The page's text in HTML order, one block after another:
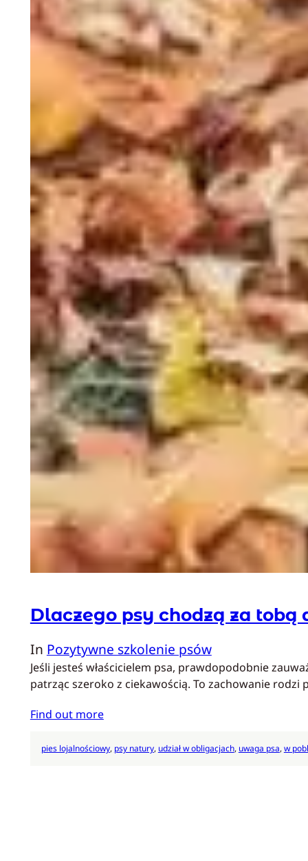
Dlaczego psy chodzą za tobą
In Pozytywne szkolenie psów
Jeśli jesteś właścicielem psa, prawdopodobnie
patrząc szeroko z ciekawością. To zachowanie rodzi
Find out more
pies lojalnościowy, psy natury, udział w obligacjach, uwaga psa, w